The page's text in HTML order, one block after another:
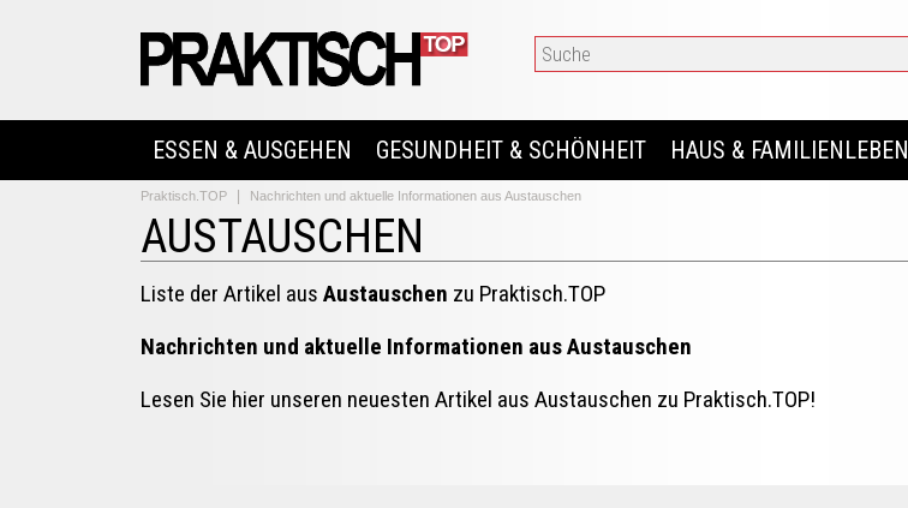
ESSEN & AUSGEHEN GESUNDHEIT & SCHÖNHEIT HAUS & FAMILIENLEBEN
Praktisch.TOP Nachrichten und aktuelle Informationen aus Austauschen
AUSTAUSCHEN
Liste der Artikel aus Austauschen zu Praktisch.TOP
Nachrichten und aktuelle Informationen aus Austauschen
Lesen Sie hier unseren neuesten Artikel aus Austauschen zu Praktisch.TOP!